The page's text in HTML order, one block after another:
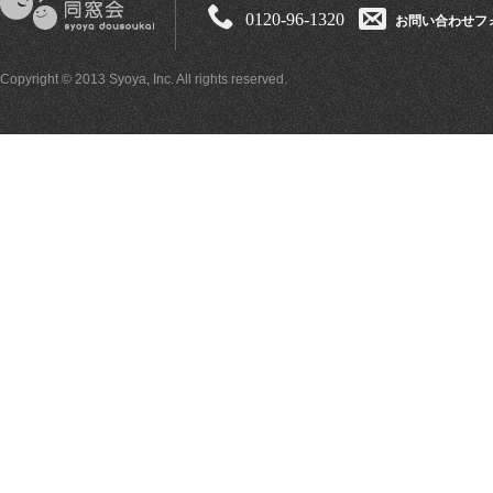
0120-96-1320 お問い合わせフ
Copyright © 2013 Syoya, Inc. All rights reserved.